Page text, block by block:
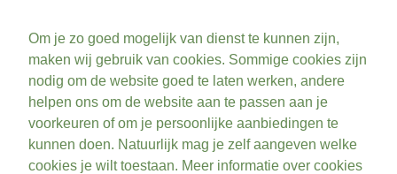
Om je zo goed mogelijk van dienst te kunnen zijn,
maken wij gebruik van cookies. Sommige cookies zijn
nodig om de website goed te laten werken, andere
helpen ons om de website aan te passen aan je
voorkeuren of om je persoonlijke aanbiedingen te
kunnen doen. Natuurlijk mag je zelf aangeven welke
cookies je wilt toestaan. Meer informatie over cookies